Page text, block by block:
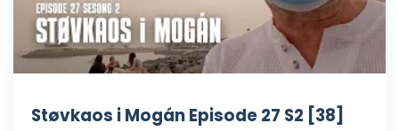
Støvkaos i Mogán Episode 27 S2 [38]